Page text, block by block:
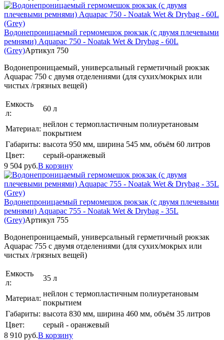
Водонепроницаемый гермомешок рюкзак (с двумя плечевыми
ремнями) Aquapac 750 - Noatak Wet & Drybag - 60L
(Grey)Артикул 750
Водонепроницаемый, универсальный герметичный рюкзак
Aquapac 750 с двумя отделениями (для сухих/мокрых или
чистых /грязных вещей)
Емкость
л:
60 л
Материал:
нейлон с термопластичным полиуретановым
покрытием
Габариты: высота 950 мм, ширина 545 мм, объём 60 литров
Цвет:
серый-оранжевый
9 504 руб.В корзину
Водонепроницаемый гермомешок рюкзак (с двумя плечевыми
ремнями) Aquapac 755 - Noatak Wet & Drybag - 35L
(Grey)Артикул 755
Водонепроницаемый, универсальный герметичный рюкзак
Aquapac 755 с двумя отделениями (для сухих/мокрых или
чистых /грязных вещей)
Емкость
л:
35 л
Материал:
нейлон с термопластичным полиуретановым
покрытием
Габариты: высота 830 мм, ширина 460 мм, объём 35 литров
Цвет:
серый - оранжевый
8 910 руб.В корзину